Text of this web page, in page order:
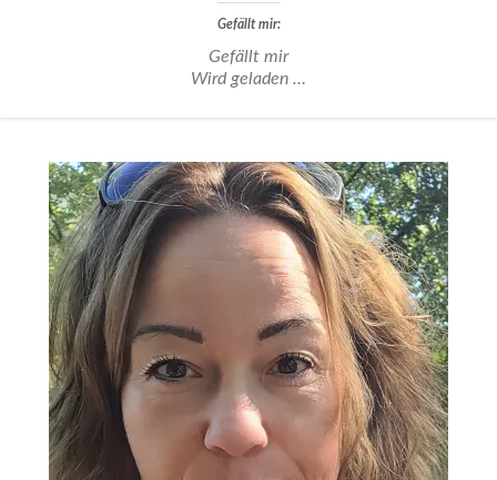
Gefällt mir:
Gefällt mir
Wird geladen …